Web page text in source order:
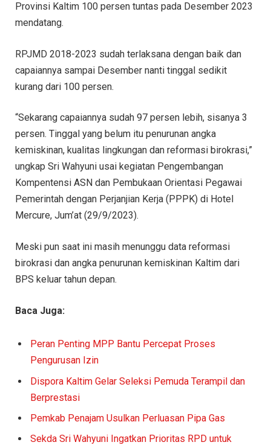
Provinsi Kaltim 100 persen tuntas pada Desember 2023
mendatang.
RPJMD 2018-2023 sudah terlaksana dengan baik dan
capaiannya sampai Desember nanti tinggal sedikit
kurang dari 100 persen.
“Sekarang capaiannya sudah 97 persen lebih, sisanya 3
persen. Tinggal yang belum itu penurunan angka
kemiskinan, kualitas lingkungan dan reformasi birokrasi,”
ungkap Sri Wahyuni usai kegiatan Pengembangan
Kompentensi ASN dan Pembukaan Orientasi Pegawai
Pemerintah dengan Perjanjian Kerja (PPPK) di Hotel
Mercure, Jum’at (29/9/2023).
Meski pun saat ini masih menunggu data reformasi
birokrasi dan angka penurunan kemiskinan Kaltim dari
BPS keluar tahun depan.
Baca Juga:
Peran Penting MPP Bantu Percepat Proses
Pengurusan Izin
Dispora Kaltim Gelar Seleksi Pemuda Terampil dan
Berprestasi
Pemkab Penajam Usulkan Perluasan Pipa Gas
Sekda Sri Wahyuni Ingatkan Prioritas RPD untuk